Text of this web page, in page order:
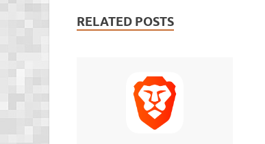
RELATED POSTS